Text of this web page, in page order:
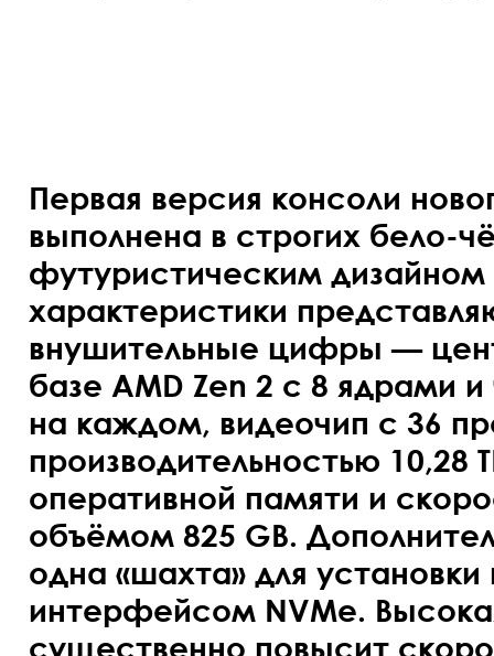
Первая версия консоли
выполнена в строгих бело-
футуристическим дизайном
характеристики
внушительные цифры —
базе AMD Zen 2 с 8 ядрами и
на каждом, видеочип с 36
производительностью 10,28
оперативной памяти и
объёмом 825 GB.
одна «шахта» для установки
интерфейсом NVMe.
существенно повысит